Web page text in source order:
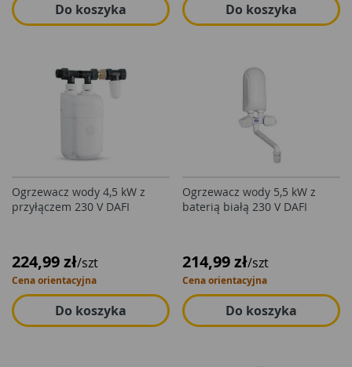
Do koszyka Do koszyka
Ogrzewacz wody 4,5 kW z
przyłączem 230 V DAFI
224,99 zł/szt
Cena orientacyjna
Do koszyka
Ogrzewacz wody 5,5 kW z
baterią białą 230 V DAFI
214,99 zł/szt
Cena orientacyjna
Do koszyka